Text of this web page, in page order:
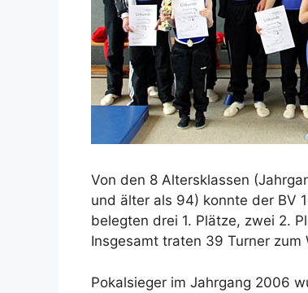
Von den 8 Altersklassen
und älter als 94) konnte der BV
belegten drei 1. Plätze, zwei 2.
Insgesamt traten 39 Turner zum
Pokalsieger im Jahrgang 2006